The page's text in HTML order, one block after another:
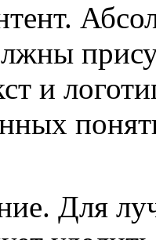
и
Для